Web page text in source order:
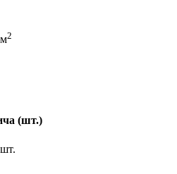
м2
(шт.)
шт.